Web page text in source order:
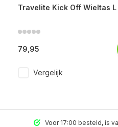
Travelite Kick Off Wieltas L
79,95
Vergelijk
Voor 17:00 besteld, is